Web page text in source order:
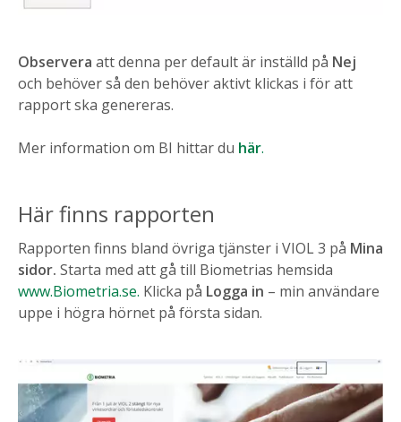
Observera att denna per default är inställd på Nej
och behöver så den behöver aktivt klickas i för att
rapport ska genereras.
Mer information om BI hittar du här.
Här finns rapporten
Rapporten finns bland övriga tjänster i VIOL 3 på Mina
sidor. Starta med att gå till Biometrias hemsida
www.Biometria.se. Klicka på Logga in – min användare
uppe i högra hörnet på första sidan.